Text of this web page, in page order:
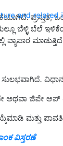
and related
ಪ್ರಸ್ತುತ,
ಬೆಳ್ಳಿ ಬೆಲೆ
ಮಾಡುತ್ತಿದೆ
ಅಥವಾ ಜಿಪೇ
ಮತ್ತು
ವಿಸ್ತರಣೆ